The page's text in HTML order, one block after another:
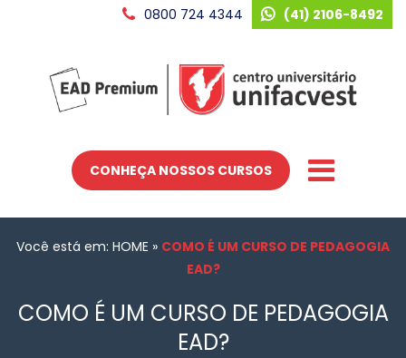
(41) 2106-8492
0800 724 4344
CONHEÇA NOSSOS CURSOS
Você está em: HOME » COMO É UM CURSO DE PEDAGOGIA
EAD?
COMO É UM CURSO DE PEDAGOGIA
EAD?